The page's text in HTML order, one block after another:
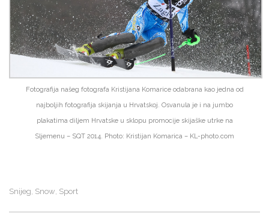
Fotografija našeg fotografa Kristijana Komarice odabrana kao jedna od
najboljih fotografija skijanja u Hrvatskoj. Osvanula je i na jumbo
plakatima diljem Hrvatske u sklopu promocije skijaške utrke na
Sljemenu – SQT 2014. Photo: Kristijan Komarica – KL-photo.com
Snijeg, Snow, Sport